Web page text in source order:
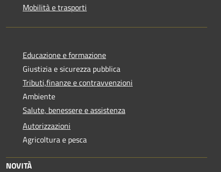
Mobilità e trasporti
Educazione e formazione
Giustizia e sicurezza pubblica
Tributi,finanze e contravvenzioni
Ambiente
Salute, benessere e assistenza
Autorizzazioni
Agricoltura e pesca
NOVITÀ